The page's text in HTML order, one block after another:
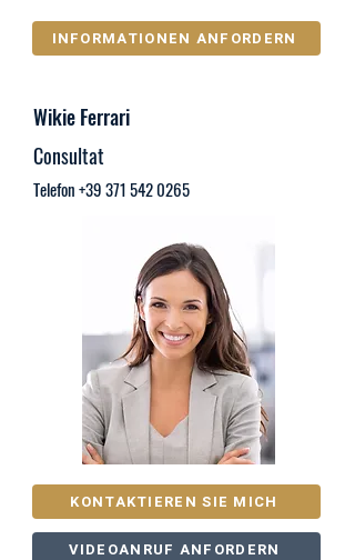
INFORMATIONEN ANFORDERN
Wikie Ferrari
Consultat
Telefon+39 371 542 0265
KONTAKTIEREN SIE MICH
VIDEOANRUF ANFORDERN